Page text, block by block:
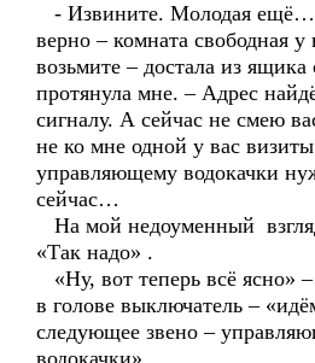
- Извините. Молодая
верно – комната свободная
возьмите – достала из ящика
протянула мне. – Адрес
сигналу. А сейчас не смею
не ко мне одной у вас
управляющему водокачки
сейчас…
На мой недоуменный
«Так надо» .
«Ну, вот теперь всё ясно»
в голове выключатель –
следующее звено –
водокачки».